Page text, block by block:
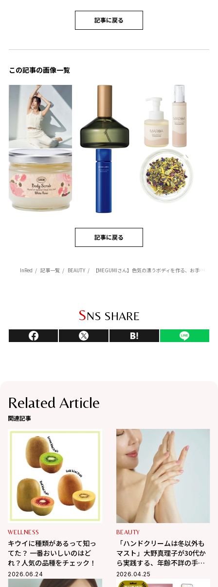
記事に戻る
この記事の画像一覧
記事に戻る
InRed 記事一覧 BEAUTY 【MEGUMIさん】色気の漂うボディを作る、お手入れ方法とは…？
SNS SHARE
Related Article
関連記事
WELLNESS
キウイに種類があるって知っ
てた？ 一番おいしいのはど
れ？人気の品種をチェック！
2026.06.24
BEAUTY
「ハンドクリームは冬以外も
マスト」大野真理子が30代か
ら実践する、年齢不詳の手を
作る秘策
2026.04.25